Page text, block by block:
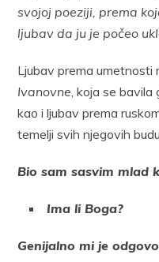
svojoj poeziji, prema
ljubav da ju je počeo
Ljubav prema umetnosti
Ivanovne, koja se bavila
kao i ljubav prema
temelji svih njegovih
Bio sam sasvim mlad
Ima li Boga?
Genijalno mi je